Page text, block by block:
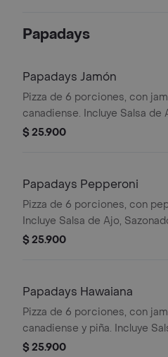
Papadays
Papadays Jamón
Pizza de 6 porciones, con
canadiense. Incluye Salsa de
Sazonador Pimienta Roja y
$ 25.900
Papadays Pepperoni
Pizza de 6 porciones, con
Incluye Salsa de Ajo,
Pimienta Roja y Pepperoncini.
$ 25.900
Papadays Hawaiana
Pizza de 6 porciones, con
canadiense y piña. Incluye
Ajo, Sazonador Pimienta Roja y
$ 25.900